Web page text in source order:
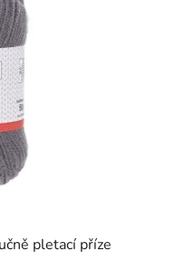
pletací příze